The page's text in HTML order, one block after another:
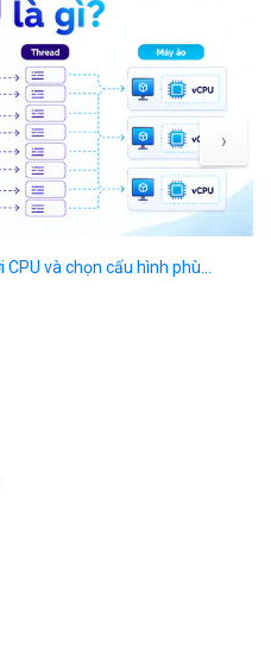
CPU và chọn cấu hình phù...
›